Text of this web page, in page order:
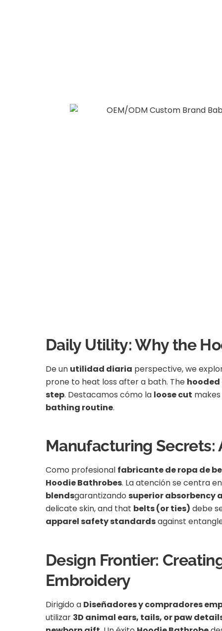
Daily Utility: Why the
De un utilidad diaria perspective, we
prone to heat loss after a bath. The hooded
step. Destacamos cómo la loose cut
bathing routine.
Manufacturing Secrets:
Como profesional fabricante de ropa de
Hoodie Bathrobes. La atención se centra
blendsgarantizando superior absorbency
delicate skin, and that belts (or ties) debe
apparel safety standardsagainst
Design Frontier:
Embroidery
Dirigido a Diseñadores y compradores
utilizar 3D animal ears, tails, or paw